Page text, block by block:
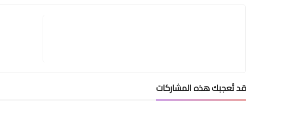
قد تُعجبك هذه المشاركات